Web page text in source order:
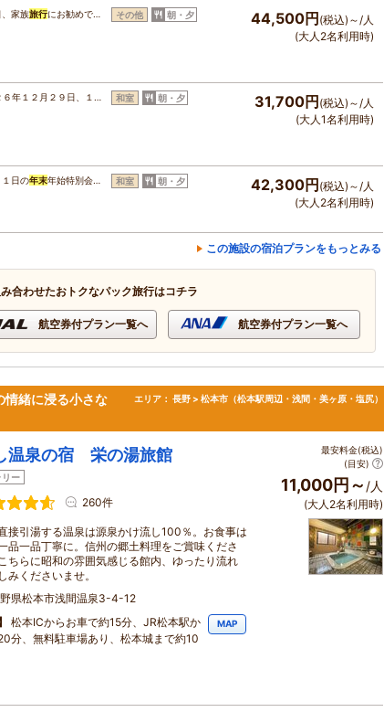
家族旅行にお勧めで… その他 朝・夕 44,500円 (税込)～/人
(大人2名利用時)
６年１２月２９日、１… 和室 朝・夕 31,700円 (税込)～/人
(大人1名利用時)
日の年末年始特別会… 和室 朝・夕 42,300円 (税込)～/人
(大人2名利用時)
この施設の宿泊プランをもっとみる
合わせたおトクなパック旅行はコチラ
航空券付プラン一覧へ 航空券付プラン一覧へ
情緒に浸る小さな
エリア： 長野 > 松本市（松本駅周辺・浅間・美ヶ原・塩尻）
温泉の宿 栄の湯旅館
リー
260件
接引湯する温泉は源泉かけ流し100％。お食事は
品一品丁寧に。信州の郷土料理をご賞味くださ
ちらに昭和の雰囲気感じる館内、ゆったり流れ
みくださいませ。
県松本市浅間温泉3-4-12
松本ICからお車で約15分、JR松本駅か
分、無料駐車場あり、松本城まで約10
MAP
最安料金(税込)
(目安)
11,000円～ /人
(大人2名利用時)